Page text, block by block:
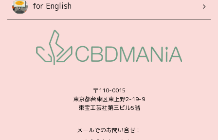
for English
〒110-0015
東京都台東区東上野2-19-9
東宝工芸社第三ビル5階
メールでのお問い合せ：